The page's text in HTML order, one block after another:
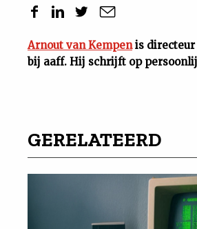
Arnout van Kempenis directeur
bij aaff. Hij schrijft op
GERELATEERD